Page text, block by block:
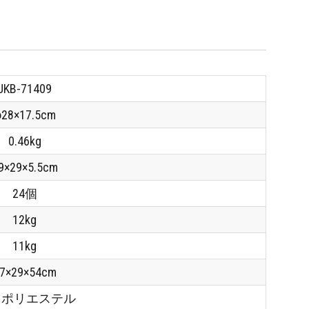
71409
0.46kg
24個
12kg
11kg
ポリエステル